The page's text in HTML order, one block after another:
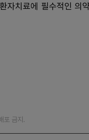
자치료에 필수적인 의
금지.